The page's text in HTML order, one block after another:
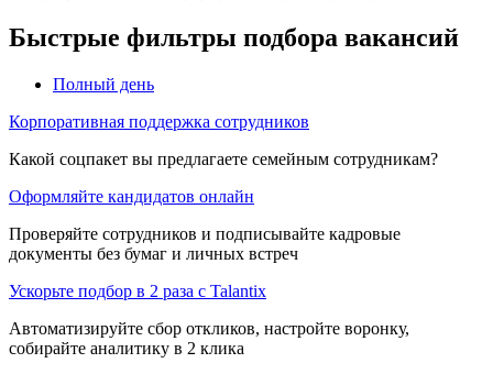
Быстрые фильтры подбора вакансий
Полный день
Корпоративная поддержка сотрудников
Какой соцпакет вы предлагаете семейным сотрудникам?
Оформляйте кандидатов онлайн
Проверяйте сотрудников и подписывайте кадровые
документы без бумаг и личных встреч
Ускорьте подбор в 2 раза с Talantix
Автоматизируйте сбор откликов, настройте воронку,
собирайте аналитику в 2 клика